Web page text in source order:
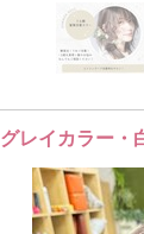
グレイカラー・